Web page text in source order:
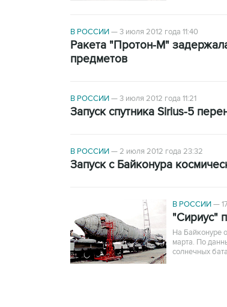
В РОССИИ—3 июля 2012 года 11:40
Ракета "Протон-М"
предметов
В РОССИИ—3 июля 2012 года 11:21
Запуск спутника Sirius-5
В РОССИИ—2 июля 2012 года 23:32
Запуск с Байконура
В РОССИИ—
"Сириус"
На Байконуре
марта. По
солнечных